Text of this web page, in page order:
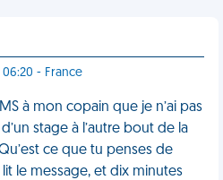
- France
à mon copain que je n’ai pas
stage à l’autre bout de la
ce que tu penses de
le message, et dix minutes